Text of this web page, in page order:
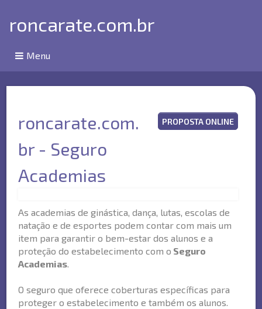
roncarate.com.br
Menu
PROPOSTA ONLINE
roncarate.com.
br - Seguro
Academias
As academias de ginástica, dança, lutas, escolas de
natação e de esportes podem contar com mais um
item para garantir o bem-estar dos alunos e a
proteção do estabelecimento com o Seguro
Academias.
O seguro que oferece coberturas específicas para
proteger o estabelecimento e também os alunos.